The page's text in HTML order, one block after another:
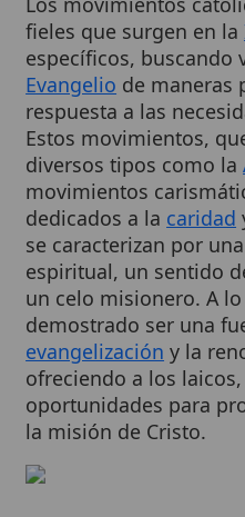
específicos, buscando
Evangeliode maneras
respuesta a las
Estos movimientos, que
diversos tipos como la
movimientos
dedicados a lacaridad y
se caracterizan por una
espiritual, un sentido de
un celo misionero. A lo
demostrado ser una
evangelización y la
ofreciendo a los laicos,
oportunidades para
la misión de Cristo.